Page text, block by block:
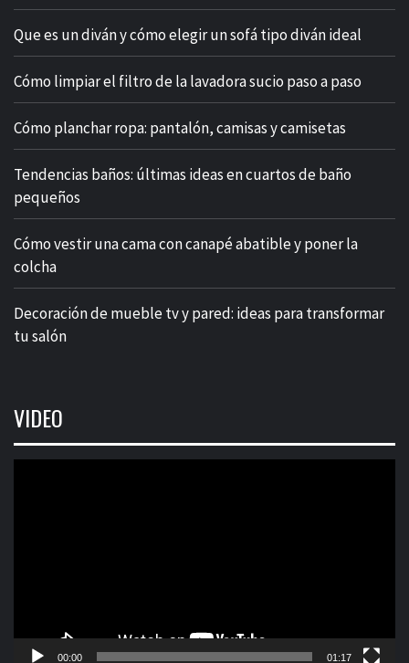
Que es un diván y cómo elegir un sofá tipo diván ideal
Cómo limpiar el filtro de la lavadora sucio paso a paso
Cómo planchar ropa: pantalón, camisas y camisetas
Tendencias baños: últimas ideas en cuartos de baño
pequeños
Cómo vestir una cama con canapé abatible y poner la
colcha
Decoración de mueble tv y pared: ideas para transformar
tu salón
VIDEO
00:00 01:17